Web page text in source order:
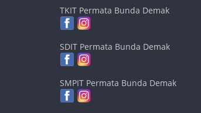
TKIT Permata Bunda Demak
SDIT Permata Bunda Demak
SMPIT Permata Bunda Demak